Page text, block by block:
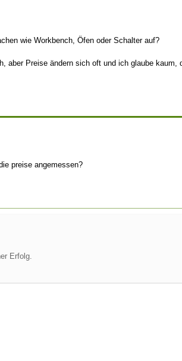
wie Workbench, Öfen oder Schalter auf?
aber Preise ändern sich oft und ich glaube kaum,
preise angemessen?
Erfolg.